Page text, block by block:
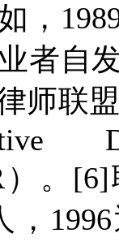
，
者自
师联
）。
，